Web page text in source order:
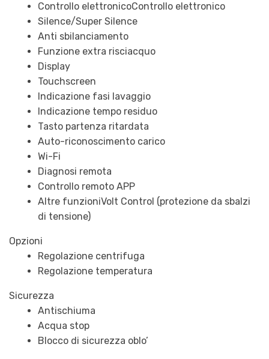
Controllo elettronicoControllo elettronico
Silence/Super Silence
Anti sbilanciamento
Funzione extra risciacquo
Display
Touchscreen
Indicazione fasi lavaggio
Indicazione tempo residuo
Tasto partenza ritardata
Auto-riconoscimento carico
Wi-Fi
Diagnosi remota
Controllo remoto APP
Altre funzioniVolt Control (protezione da sbalzi
di tensione)
Opzioni
Regolazione centrifuga
Regolazione temperatura
Sicurezza
Antischiuma
Acqua stop
Blocco di sicurezza oblo’